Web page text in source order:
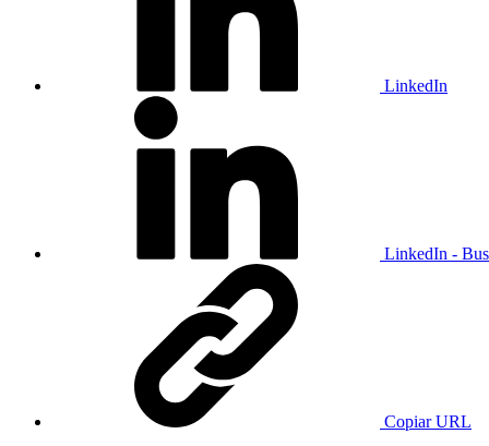
LinkedIn
LinkedIn -
Copiar URL